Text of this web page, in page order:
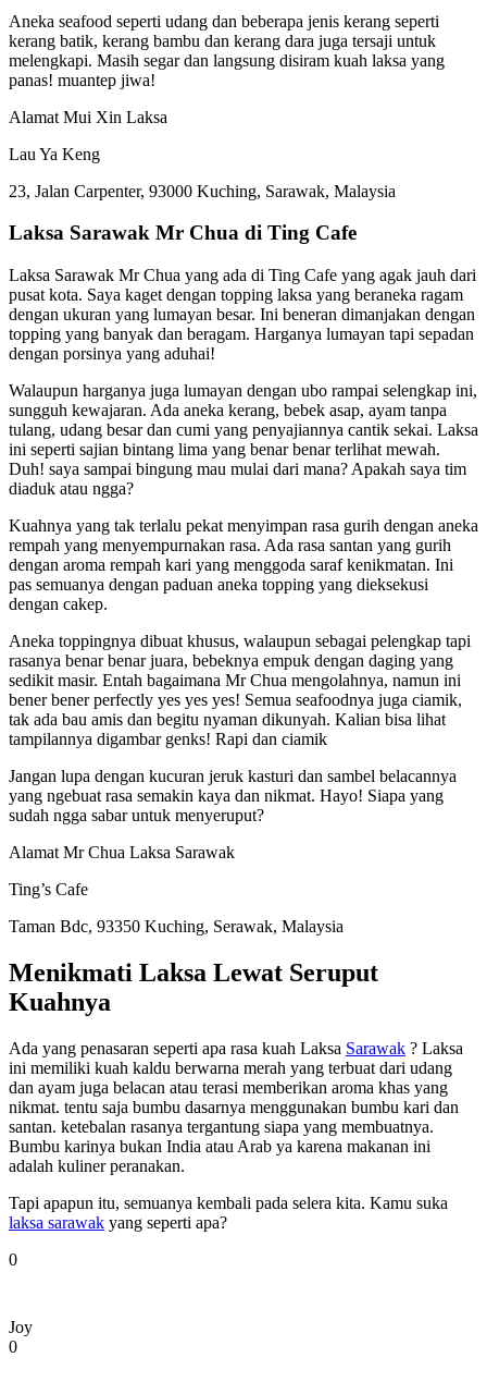
Aneka seafood seperti udang dan beberapa jenis kerang seperti
kerang batik, kerang bambu dan kerang dara juga tersaji untuk
melengkapi. Masih segar dan langsung disiram kuah laksa yang
panas! muantep jiwa!
Alamat Mui Xin Laksa
Lau Ya Keng
23, Jalan Carpenter, 93000 Kuching, Sarawak, Malaysia
Laksa Sarawak Mr Chua di Ting Cafe
Laksa Sarawak Mr Chua yang ada di Ting Cafe yang agak jauh dari
pusat kota. Saya kaget dengan topping laksa yang beraneka ragam
dengan ukuran yang lumayan besar. Ini beneran dimanjakan dengan
topping yang banyak dan beragam. Harganya lumayan tapi sepadan
dengan porsinya yang aduhai!
Walaupun harganya juga lumayan dengan ubo rampai selengkap ini,
sungguh kewajaran. Ada aneka kerang, bebek asap, ayam tanpa
tulang, udang besar dan cumi yang penyajiannya cantik sekai. Laksa
ini seperti sajian bintang lima yang benar benar terlihat mewah.
Duh! saya sampai bingung mau mulai dari mana? Apakah saya tim
diaduk atau ngga?
Kuahnya yang tak terlalu pekat menyimpan rasa gurih dengan aneka
rempah yang menyempurnakan rasa. Ada rasa santan yang gurih
dengan aroma rempah kari yang menggoda saraf kenikmatan. Ini
pas semuanya dengan paduan aneka topping yang dieksekusi
dengan cakep.
Aneka toppingnya dibuat khusus, walaupun sebagai pelengkap tapi
rasanya benar benar juara, bebeknya empuk dengan daging yang
sedikit masir. Entah bagaimana Mr Chua mengolahnya, namun ini
bener bener perfectly yes yes yes! Semua seafoodnya juga ciamik,
tak ada bau amis dan begitu nyaman dikunyah. Kalian bisa lihat
tampilannya digambar genks! Rapi dan ciamik
Jangan lupa dengan kucuran jeruk kasturi dan sambel belacannya
yang ngebuat rasa semakin kaya dan nikmat. Hayo! Siapa yang
sudah ngga sabar untuk menyeruput?
Alamat Mr Chua Laksa Sarawak
Ting’s Cafe
Taman Bdc, 93350 Kuching, Serawak, Malaysia
Menikmati Laksa Lewat Seruput
Kuahnya
Ada yang penasaran seperti apa rasa kuah Laksa Sarawak ? Laksa
ini memiliki kuah kaldu berwarna merah yang terbuat dari udang
dan ayam juga belacan atau terasi memberikan aroma khas yang
nikmat. tentu saja bumbu dasarnya menggunakan bumbu kari dan
santan. ketebalan rasanya tergantung siapa yang membuatnya.
Bumbu karinya bukan India atau Arab ya karena makanan ini
adalah kuliner peranakan.
Tapi apapun itu, semuanya kembali pada selera kita. Kamu suka
laksa sarawak yang seperti apa?
0
Joy
0